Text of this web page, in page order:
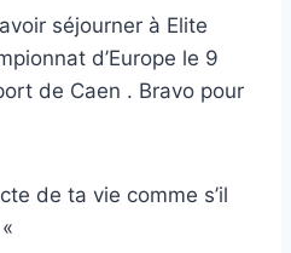
séjourner à Elite
d’Europe le 9
de Caen . Bravo pour
de ta vie comme s’il